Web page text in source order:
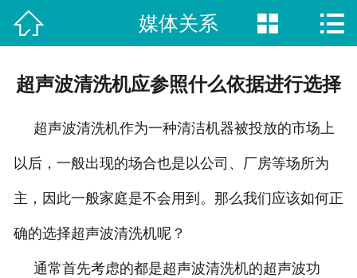
网站首页
关于我们
 媒体关系  
超声波清洗机应参照什么依据进行选择
超声波清洗机作为一种清洁机器被投放的市场上
以后，一般出现的场合也是以公司、厂房等场所为
主，因此一般家庭是不会用到。那么我们应该如何正
确的选择超声波清洗机呢？
通常首先考虑的都是超声波清洗机的超声波功